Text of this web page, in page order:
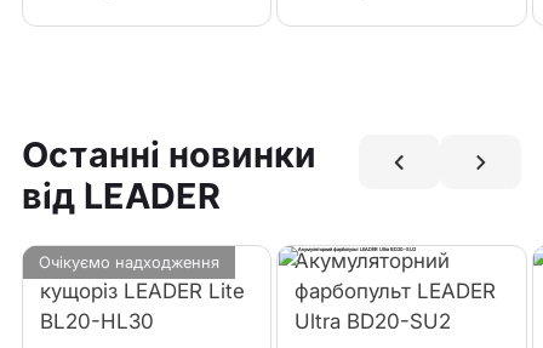
Останні новинки
від LEADER
Очікуємо надходження
Акумуляторний
кущоріз LEADER Lite
BL20-HL30
Акумуляторний
фарбопульт LEADER
Ultra BD20-SU2